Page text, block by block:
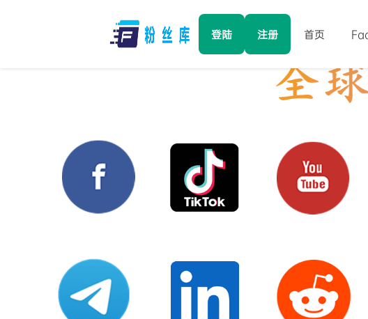
登陆 注册 首页